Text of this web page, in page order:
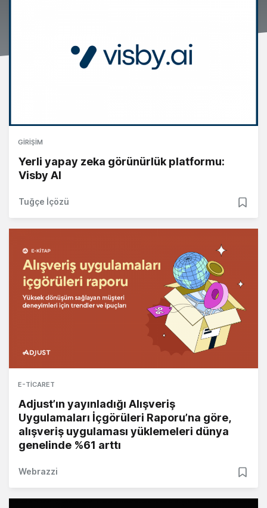
GIRIŞIM
Yerli yapay zeka görünürlük platformu:
Visby AI
Tuğçe İçözü
E-TICARET
Adjust’ın yayınladığı Alışveriş
Uygulamaları İçgörüleri Raporu’na göre,
alışveriş uygulaması yüklemeleri dünya
genelinde %61 arttı
Webrazzi